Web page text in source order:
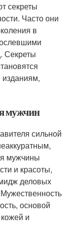
секреты
Часто они
в
Секреты
мужчин
сильной
мужчины
и красоты,
деловых
основой
и